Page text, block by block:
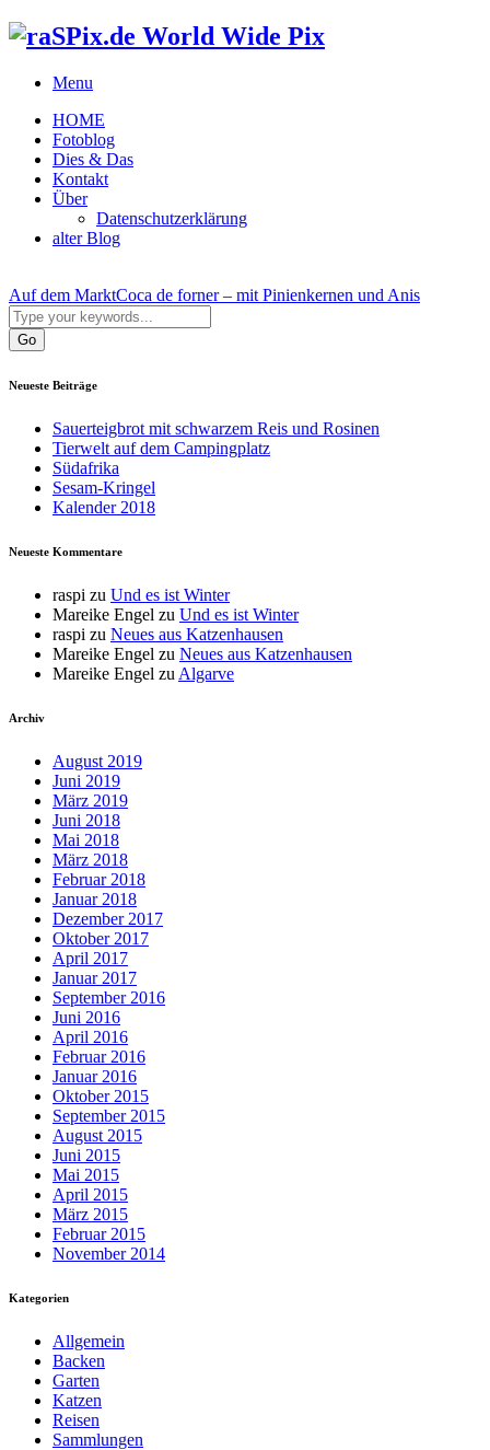
World Wide Pix
Menu
HOME
Fotoblog
Dies & Das
Kontakt
Über
Datenschutzerklärung
alter Blog
Auf dem MarktCoca de forner – mit Pinienkernen und Anis
Neueste Beiträge
Sauerteigbrot mit schwarzem Reis und Rosinen
Tierwelt auf dem Campingplatz
Südafrika
Sesam-Kringel
Kalender 2018
Neueste Kommentare
raspi zu Und es ist Winter
Mareike Engel zu Und es ist Winter
raspi zu Neues aus Katzenhausen
Mareike Engel zu Neues aus Katzenhausen
Mareike Engel zu Algarve
Archiv
August 2019
Juni 2019
März 2019
Juni 2018
Mai 2018
März 2018
Februar 2018
Januar 2018
Dezember 2017
Oktober 2017
April 2017
Januar 2017
September 2016
Juni 2016
April 2016
Februar 2016
Januar 2016
Oktober 2015
September 2015
August 2015
Juni 2015
Mai 2015
April 2015
März 2015
Februar 2015
November 2014
Kategorien
Allgemein
Backen
Garten
Katzen
Reisen
Sammlungen